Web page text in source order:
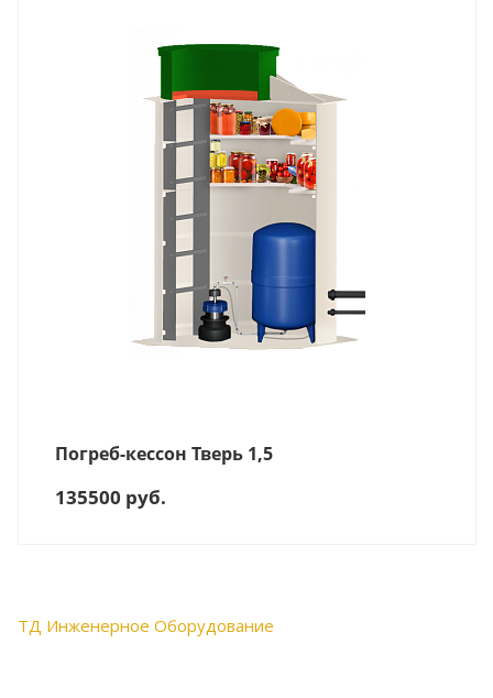
Погреб-кессон Тверь 1,5
135500 руб.
ТД Инженерное Оборудование